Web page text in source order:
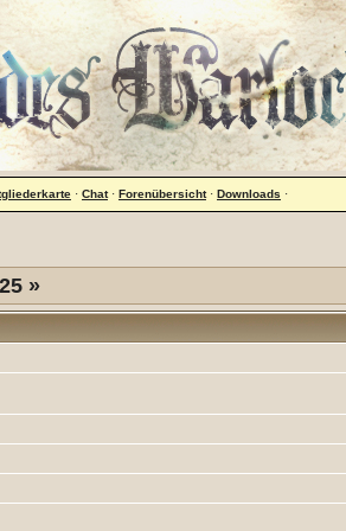
· Chat· Forenübersicht· Downloads ·
»